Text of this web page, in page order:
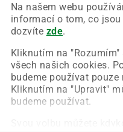
Na našem webu
informací o tom, co
dozvíte zde.
Kliknutím na
všech našich cookies.
budeme používat
Kliknutím na "Upravit"
budeme používat.
Chyba nastala na
Zkuste prosím znovu
Obnovit stránku